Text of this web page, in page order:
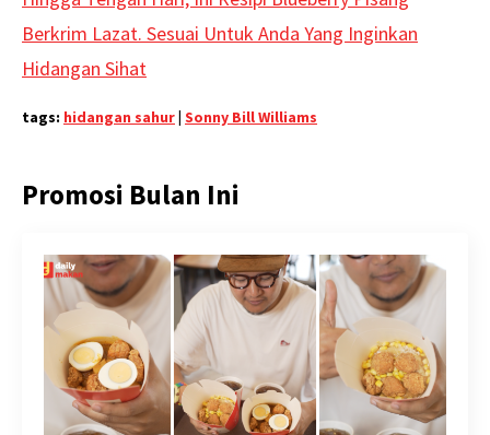
Berkrim Lazat. Sesuai Untuk Anda Yang Inginkan
Hidangan Sihat
tags: hidangan sahur Sonny Bill Williams
Promosi Bulan Ini